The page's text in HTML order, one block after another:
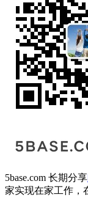
5base.com 长期分享
家实现在家工作，